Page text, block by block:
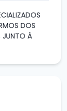
DOS
JUNTO À